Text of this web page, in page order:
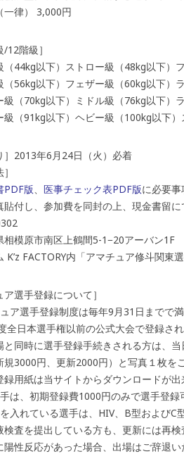
一律） 3,000円
/12階級］
（44kg以下）ストロー級（48kg以下）
（56kg以下）フェザー級（60kg以下）
級（70kg以下）ミドル級（76kg以下）
級（91kg以下）ヘビー級（100kg以下）
］2013年6月24日（火）必着
PDF版、 医事チェック表PDF版に必要事
貼付し、参加費を同封の上、現金書留に
模原市南区上鶴間5-1−20アーバン1F
K’z FACTORY内「アマチュア修斗関東
ア選手登録について］
ア選手登録制度は毎年9月31日までで満
全日本選手権以前の公式大会で登録さ
と同時に選手登録手続きされる方は、当
規3000円、更新2000円）と写真１枚を
録用紙は当サイトからダウンロードが出
は、初期登録費1000円のみで選手登
入れている選手は、HIV、B型およびC
検査を提出している方も、更新には再検
陽性反応があった場合、出場はご辞退い